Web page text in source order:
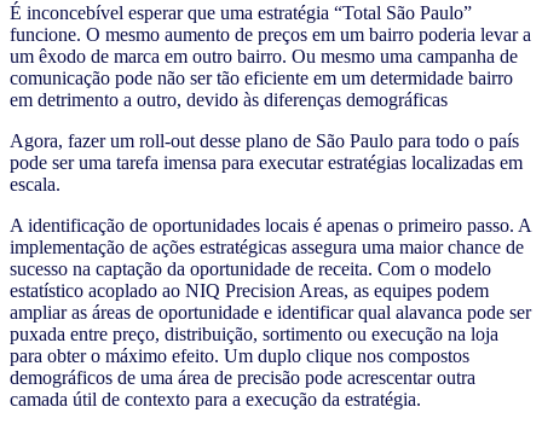
É inconcebível esperar que uma estratégia “Total São Paulo”
funcione. O mesmo aumento de preços em um bairro poderia levar a
um êxodo de marca em outro bairro. Ou mesmo uma campanha de
comunicação pode não ser tão eficiente em um determidade bairro
em detrimento a outro, devido às diferenças demográficas
Agora, fazer um roll-out desse plano de São Paulo para todo o país
pode ser uma tarefa imensa para executar estratégias localizadas em
escala.
A identificação de oportunidades locais é apenas o primeiro passo. A
implementação de ações estratégicas assegura uma maior chance de
sucesso na captação da oportunidade de receita. Com o modelo
estatístico acoplado ao NIQ Precision Areas, as equipes podem
ampliar as áreas de oportunidade e identificar qual alavanca pode ser
puxada entre preço, distribuição, sortimento ou execução na loja
para obter o máximo efeito. Um duplo clique nos compostos
demográficos de uma área de precisão pode acrescentar outra
camada útil de contexto para a execução da estratégia.